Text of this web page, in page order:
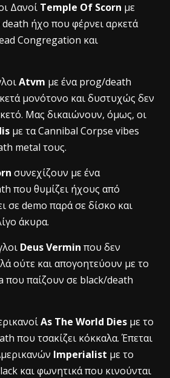
Δανοί Temple Of Scorn με
ήχο που φέρνει αρκετά
Congregation και
Atvm με ένα prog/death
μονότονο και δυστυχώς δεν
Μας δικαιώνουν, όμως, οι
με τα Cannibal Corpse vibes
metal τους.
συνεχίζουν με ένα
που θυμίζει ήχους από
σε demo παρά σε δίσκο και
άκυρα.
Deus Vermin που δεν
ούτε και απογοητεύουν με το
που παίζουν σε black/death
As The World Dies με το
που τσακίζει κόκκαλα. Έπεται
Imperialist με το
και φωνητικά που κινούνται